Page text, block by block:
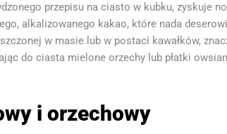
przepisu na ciasto w kubku, zyskuje
alkalizowanego kakao, które nada
w masie lub w postaci kawałków,
do ciasta mielone orzechy lub płatki
i orzechowy